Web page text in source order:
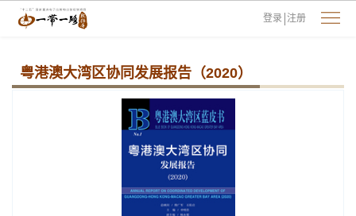
登录 注册
粤港澳大湾区协同发展报告（2020）